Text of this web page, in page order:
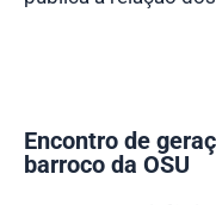
Encontro de
barroco da OSU